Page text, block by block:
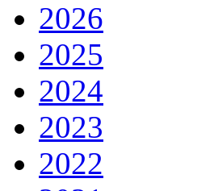
2026
2025
2024
2023
2022